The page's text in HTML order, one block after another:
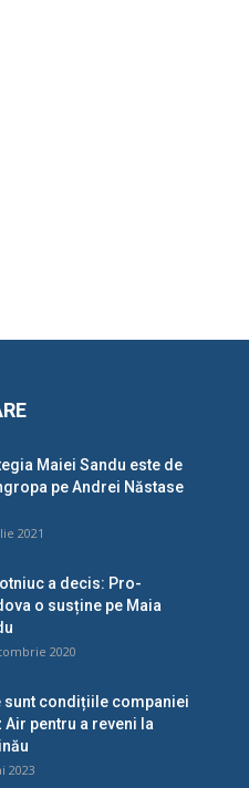
Maiei Sandu este de
pe Andrei Năstase
2021
a decis: Pro-
o susține pe Maia
2020
sunt condițiile companiei
Air pentru a reveni la
2023